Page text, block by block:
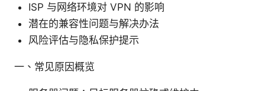
ISP 与网络环境对 VPN 的影响
潜在的兼容性问题与解决办法
风险评估与隐私保护提示
一、常见原因概览